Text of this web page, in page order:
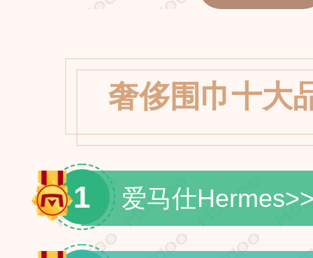
奢侈围巾十大
1 爱马仕Hermes